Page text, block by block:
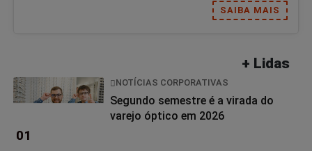
SAIBA MAIS
+ Lidas
01
NOTÍCIAS CORPORATIVAS
Segundo semestre é a virada do
varejo óptico em 2026